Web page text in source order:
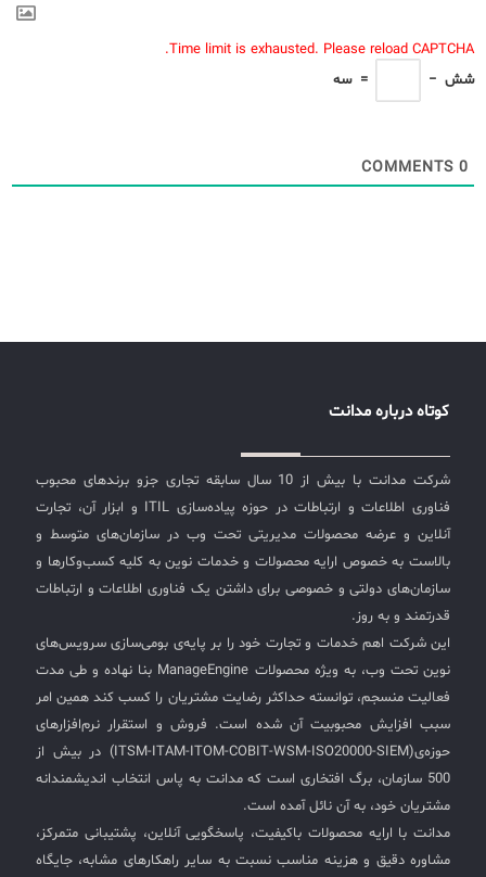
Time limit is exhausted. Please reload CAPTCHA.
شش −
= سه
0
کوتاه درباره مدانت
شرکت مدانت با بیش از 10 سال سابقه تجاری جزو برندهای محبوب
فناوری اطلاعات و ارتباطات در حوزه پیاده‌سازی ITIL و ابزار آن، تجارت
آنلاین و عرضه محصولات مدیریتی تحت وب در سازمان‌های متوسط و
بالاست به خصوص ارایه محصولات و خدمات نوین به کلیه کسب‌وکارها و
سازمان‌های دولتی و خصوصی برای داشتن یک فناوری اطلاعات و ارتباطات
قدرتمند و به روز.
این شرکت اهم خدمات و تجارت خود را بر پایه‌ی بومی‌سازی سرویس‌های
نوین تحت وب، به ویژه محصولات ManageEngine بنا نهاده و طی مدت
فعالیت منسجم، توانسته حداکثر رضایت مشتریان را کسب کند همین امر
سبب افزایش محبوبیت آن شده است. فروش و استقرار نرم‌افزارهای
حوزه‌ی(ITSM-ITAM-ITOM-COBIT-WSM-ISO20000-SIEM) در بیش از
500 سازمان، برگ افتخاری است که مدانت به پاس انتخاب اندیشمندانه
مشتریان خود، به آن نائل آمده است.
مدانت با ارایه محصولات باکیفیت، پاسخگویی آنلاین، پشتیبانی متمرکز،
مشاوره دقیق و هزینه مناسب نسبت به سایر راهکارهای مشابه، جایگاه